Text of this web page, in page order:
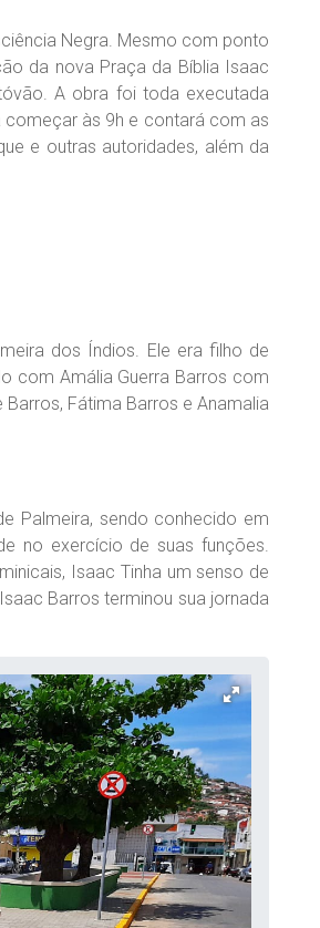
Negra. Mesmo com ponto
da nova Praça da Bíblia Isaac
A obra foi toda executada
às 9h e contará com as
e outras autoridades, além da
dos Índios. Ele era filho de
com Amália Guerra Barros com
Fátima Barros e Anamalia
Palmeira, sendo conhecido em
no exercício de suas funções.
Isaac Tinha um senso de
Barros terminou sua jornada